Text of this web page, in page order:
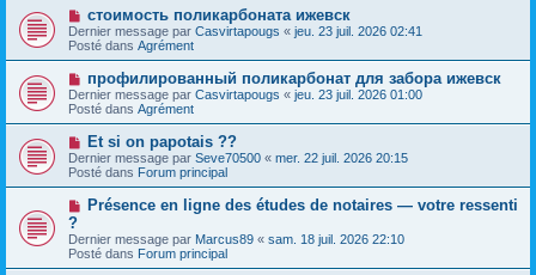
s
a
g
e
a
u
m
e
s
s
a
g
e
N
o
u
v
a
u
m
e
s
a
g
e
стоимость поликарбоната ижевск
Dernier message par Casvirtapougs « jeu. 23 juil. 2026 02:41
Posté dans Agrément
N
o
u
v
e
a
u
m
e
g
e
профилированный поликарбонат для забора ижевск
Dernier message par Casvirtapougs « jeu. 23 juil. 2026 01:00
Posté dans Agrément
N
o
u
v
e
a
m
e
s
Et si on papotais ??
Dernier message par Seve70500 « mer. 22 juil. 2026 20:15
Posté dans Forum principal
N
v
e
Présence en ligne des études de notaires — votre ressenti
?
Dernier message par Marcus89 « sam. 18 juil. 2026 22:10
Posté dans Forum principal